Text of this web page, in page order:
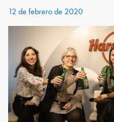
12 de febrero de 2020